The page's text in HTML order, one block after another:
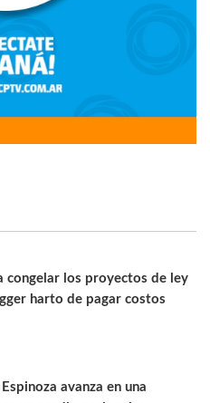
congelar los proyectos de ley
harto de pagar costos
avanza en una